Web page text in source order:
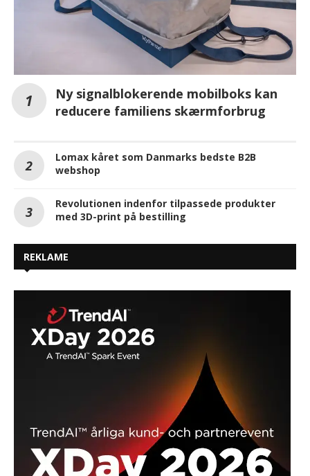
Ny signalblokerende mobilboks kan
reducere familiens skærmforbrug
Lomax kåret som Danmarks bedste B2B
webshop
Revolutionen indenfor tilpassede produkter
med 3D-print på bestilling
REKLAME